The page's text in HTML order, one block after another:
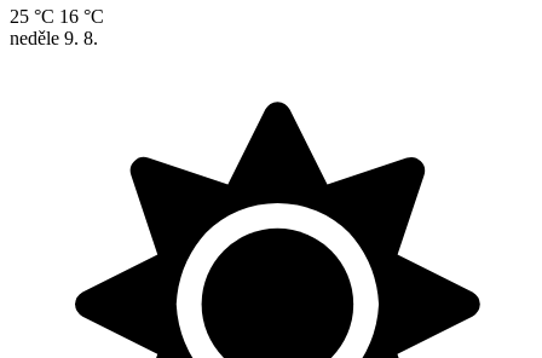
25 °C 16 °C
neděle 9. 8.